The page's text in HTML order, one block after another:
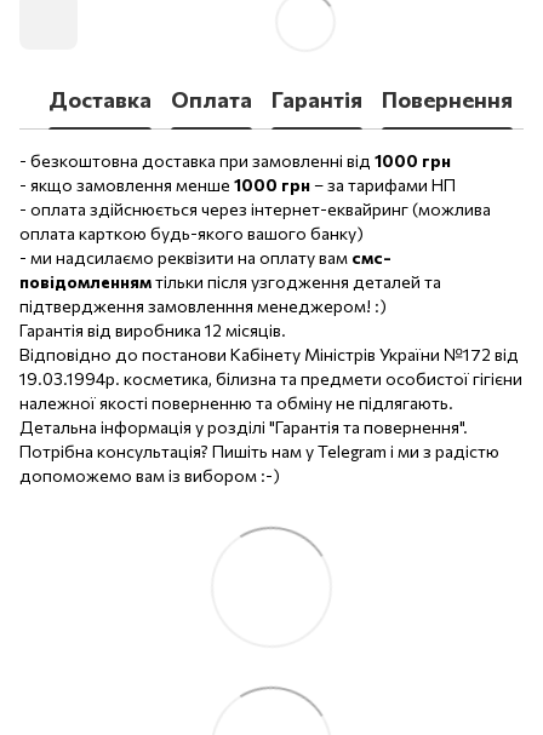
Доставка Оплата Гарантія Повернення
- безкоштовна доставка при замовленні від 1000 грн
- якщо замовлення менше 1000 грн– за тарифами НП
- оплата здійснюється через інтернет-еквайринг (можлива
оплата карткою будь-якого вашого банку)
- ми надсилаємо реквізити на оплату вам смс-
повідомленнямтільки після узгодження деталей та
підтвердження замовленння менеджером! :)
Гарантія від виробника 12 місяців.
Відповідно до постанови Кабінету Міністрів України №172 від
19.03.1994р. косметика, білизна та предмети особистої гігієни
належної якості поверненню та обміну не підлягають.
Детальна інформація у розділі "Гарантія та повернення".
Потрібна консультація? Пишіть нам у Telegram і ми з радістю
допоможемо вам із вибором :-)